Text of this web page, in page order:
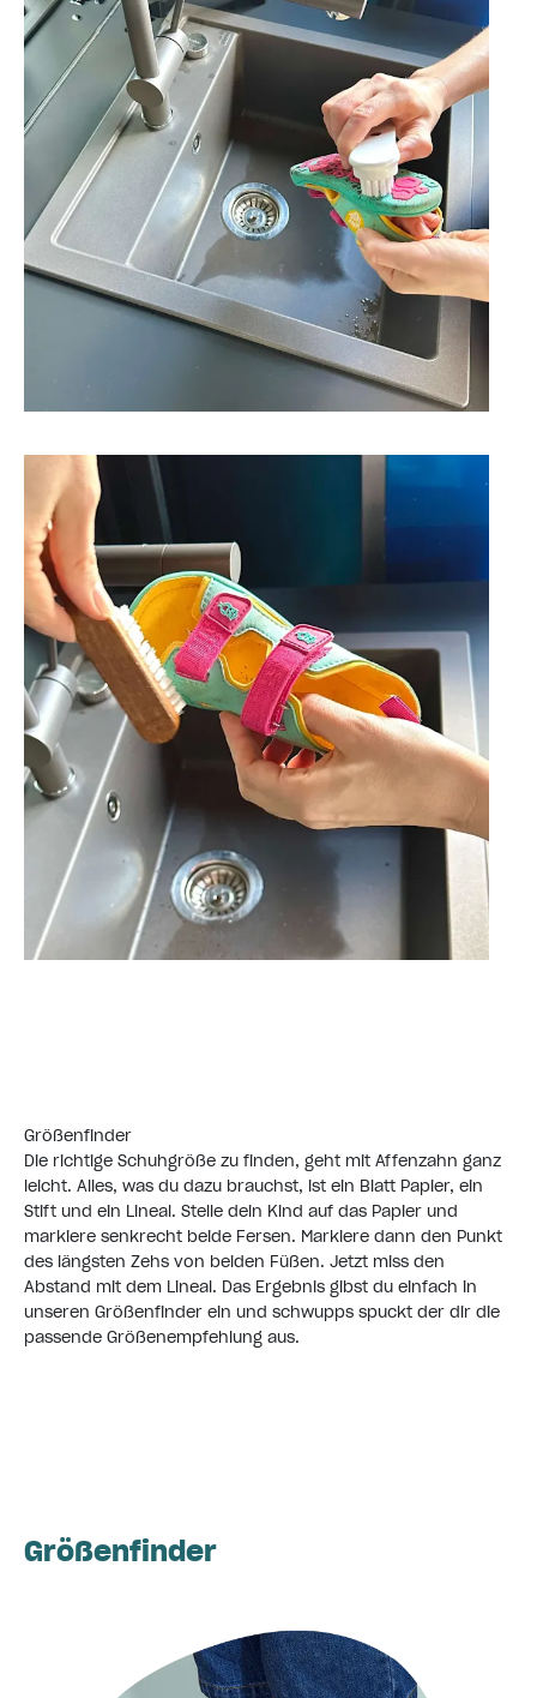
Größenfinder
Die richtige Schuhgröße zu finden, geht mit Affenzahn ganz
leicht. Alles, was du dazu brauchst, ist ein Blatt Papier, ein
Stift und ein Lineal. Stelle dein Kind auf das Papier und
markiere senkrecht beide Fersen. Markiere dann den Punkt
des längsten Zehs von beiden Füßen. Jetzt miss den
Abstand mit dem Lineal. Das Ergebnis gibst du einfach in
unseren Größenfinder ein und schwupps spuckt der dir die
passende Größenempfehlung aus.
Größenfinder